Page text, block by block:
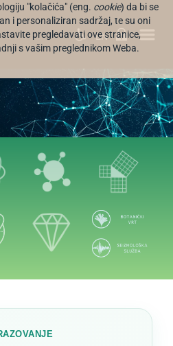
"kolačića" (eng. cookie) da bi se
i personaliziran sadržaj, te su oni
pregledavati ove stranice,
s vašim preglednikom Weba.
EN